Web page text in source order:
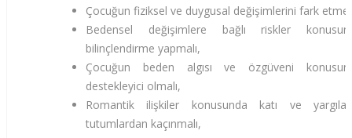
Çocuğun fiziksel ve duygusal değişimlerini fark
Bedensel değişimlere bağlı riskler
bilinçlendirme yapmalı,
Çocuğun beden algısı ve özgüveni
destekleyici olmalı,
Romantik ilişkiler konusunda katı ve
tutumlardan kaçınmalı,